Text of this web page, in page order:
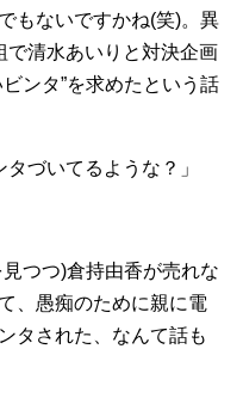
もないですかね(笑)。異
清水あいりと対決企画
ンタ”を求めたという話
づいてるような？」
つつ)倉持由香が売れな
、愚痴のために親に電
タされた、なんて話も